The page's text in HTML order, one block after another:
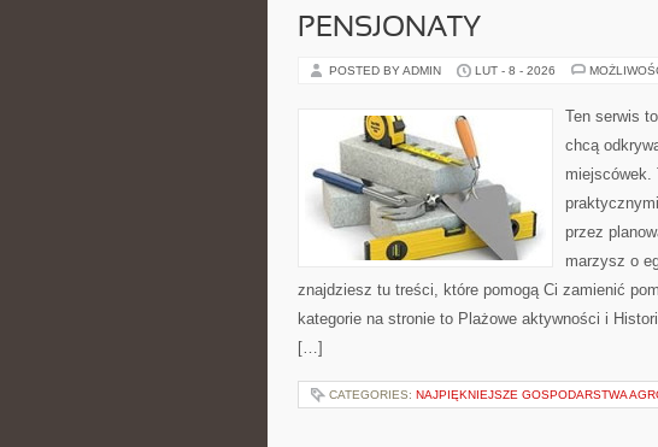
PENSJONATY
POSTED BY ADMIN LUT - 8 - 2026
Ten serwis
chcą
miejscówek.
przez
marzysz o
znajdziesz tu treści, które pomogą Ci zamienić
kategorie na stronie to Plażowe aktywności i
[…]
CATEGORIES: NAJPIĘKNIEJSZE GOSPODARSTWA